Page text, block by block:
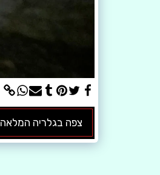
צפה בגלריה המלאה